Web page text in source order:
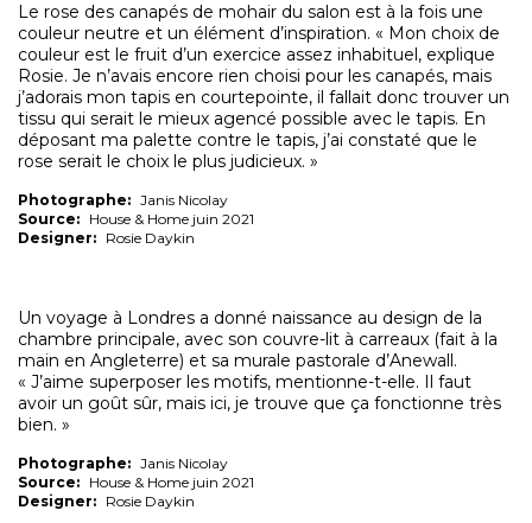
Le rose des canapés de mohair du salon est à la fois une
couleur neutre et un élément d’inspiration. « Mon choix de
couleur est le fruit d’un exercice assez inhabituel, explique
Rosie. Je n’avais encore rien choisi pour les canapés, mais
j’adorais mon tapis en courtepointe, il fallait donc trouver un
tissu qui serait le mieux agencé possible avec le tapis. En
déposant ma palette contre le tapis, j’ai constaté que le
rose serait le choix le plus judicieux. »
Photographe: Janis Nicolay
Source: House & Home juin 2021
Designer: Rosie Daykin
Un voyage à Londres a donné naissance au design de la
chambre principale, avec son couvre-lit à carreaux (fait à la
main en Angleterre) et sa murale pastorale d’Anewall.
« J’aime superposer les motifs, mentionne-t-elle. Il faut
avoir un goût sûr, mais ici, je trouve que ça fonctionne très
bien. »
Photographe: Janis Nicolay
Source: House & Home juin 2021
Designer: Rosie Daykin